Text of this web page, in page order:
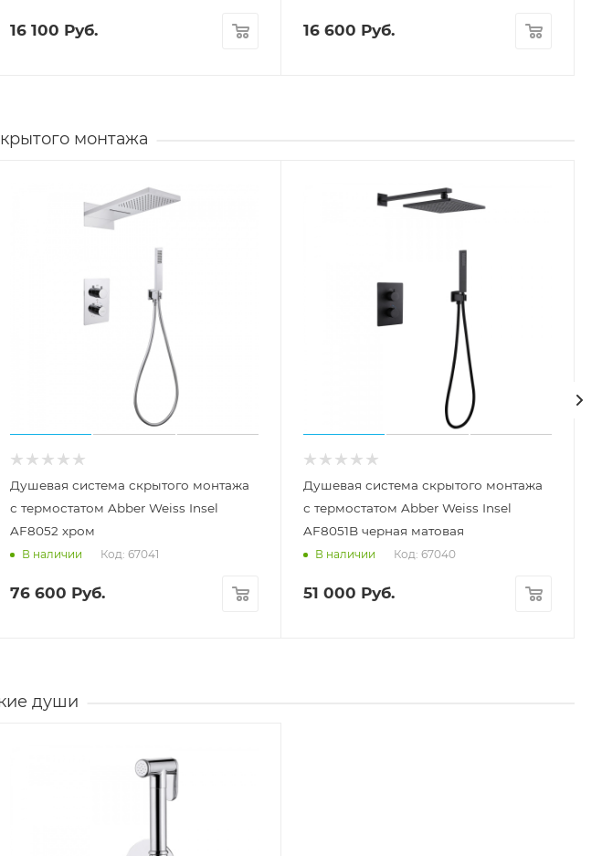
16 100 Руб. 16 600 Руб.
монтажа
Душевая система скрытого монтажа
с термостатом Abber Weiss Insel
AF8052 хром
В наличии Код: 67041
76 600 Руб.
Душевая система скрытого монтажа
с термостатом Abber Weiss Insel
AF8051B черная матовая
В наличии Код: 67040
51 000 Руб.
души